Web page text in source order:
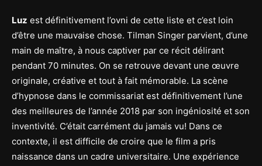
Luz est définitivement l’ovni de cette liste et c’est loin
d’être une mauvaise chose. Tilman Singer parvient, d’une
main de maître, à nous captiver par ce récit délirant
pendant 70 minutes. On se retrouve devant une œuvre
originale, créative et tout à fait mémorable. La scène
d’hypnose dans le commissariat est définitivement l’une
des meilleures de l’année 2018 par son ingéniosité et son
inventivité. C’était carrément du jamais vu! Dans ce
contexte, il est difficile de croire que le film a pris
naissance dans un cadre universitaire. Une expérience